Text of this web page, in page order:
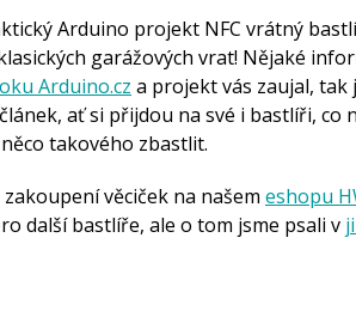
Arduino projekt NFC vrátný
garážových vrat! Nějaké
Arduino.cz a projekt vás zaujal, tak
ať si přijdou na své i bastlíři, co
takového zbastlit.
věciček na našem eshopu
další bastlíře, ale o tom jsme psali v